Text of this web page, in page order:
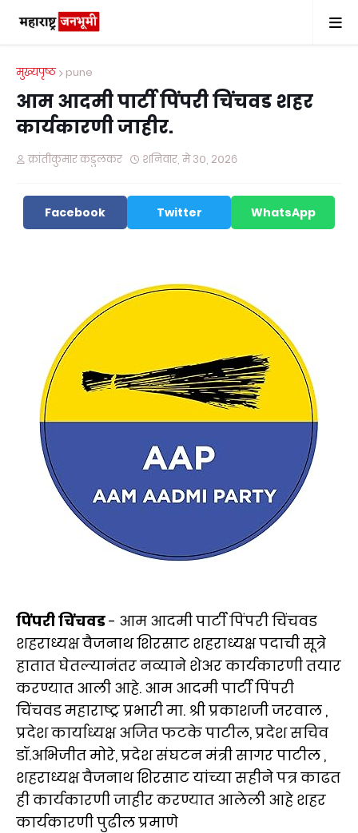
मुख्यपृष्ठ pune
आम आदमी पार्टी पिंपरी चिंचवड शहर
कार्यकारणी जाहीर.
क्रांतीकुमार कडुलकर शनिवार, मे ३०, २०२६
Facebook Twitter WhatsApp
पिंपरी चिंचवड- आम आदमी पार्टी पिंपरी चिंचवड
शहराध्यक्ष वैजनाथ शिरसाट शहराध्यक्ष पदाची सूत्रे
हातात घेतल्यानंतर नव्याने शेअर कार्यकारणी तयार
करण्यात आली आहे. आम आदमी पार्टी पिंपरी
चिंचवड महाराष्ट्र प्रभारी मा. श्री प्रकाशजी जरवाल ,
प्रदेश कार्याध्यक्ष अजित फटके पाटील, प्रदेश सचिव
डॉ.अभिजीत मोरे, प्रदेश संघटन मंत्री सागर पाटील ,
शहराध्यक्ष वैजनाथ शिरसाट यांच्या सहीने पत्र काढत
ही कार्यकारणी जाहीर करण्यात आलेली आहे शहर
कार्यकारणी पुढील प्रमाणे